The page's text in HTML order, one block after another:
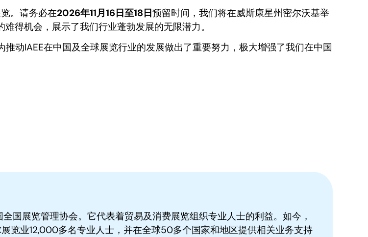
。请务必在2026年11月16日至18日预留时间，我们将在威斯康星州密尔沃基举
得机会，展示了我们行业蓬勃发展的无限潜力。
动IAEE在中国及全球展览行业的发展做出了重要努力，极大增强了我们在中国
国展览管理协会。它代表着贸易及消费展览组织专业人士的利益。如今，
览业12,000多名专业人士，并在全球50多个国家和地区提供相关业务支持